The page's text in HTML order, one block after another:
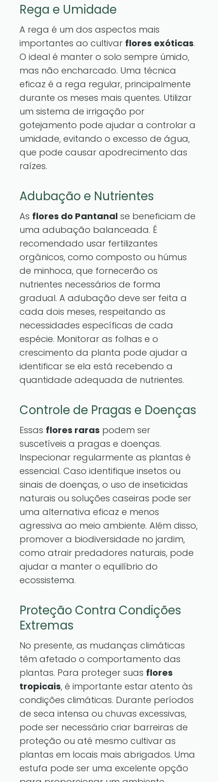
Rega e Umidade
A rega é um dos aspectos mais
importantes ao cultivar flores exóticas.
O ideal é manter o solo sempre úmido,
mas não encharcado. Uma técnica
eficaz é a rega regular, principalmente
durante os meses mais quentes. Utilizar
um sistema de irrigação por
gotejamento pode ajudar a controlar a
umidade, evitando o excesso de água,
que pode causar apodrecimento das
raízes.
Adubação e Nutrientes
As flores do Pantanal se beneficiam de
uma adubação balanceada. É
recomendado usar fertilizantes
orgânicos, como composto ou húmus
de minhoca, que fornecerão os
nutrientes necessários de forma
gradual. A adubação deve ser feita a
cada dois meses, respeitando as
necessidades específicas de cada
espécie. Monitorar as folhas e o
crescimento da planta pode ajudar a
identificar se ela está recebendo a
quantidade adequada de nutrientes.
Controle de Pragas e Doenças
Essas flores raras podem ser
suscetíveis a pragas e doenças.
Inspecionar regularmente as plantas é
essencial. Caso identifique insetos ou
sinais de doenças, o uso de inseticidas
naturais ou soluções caseiras pode ser
uma alternativa eficaz e menos
agressiva ao meio ambiente. Além disso,
promover a biodiversidade no jardim,
como atrair predadores naturais, pode
ajudar a manter o equilíbrio do
ecossistema.
Proteção Contra Condições
Extremas
No presente, as mudanças climáticas
têm afetado o comportamento das
plantas. Para proteger suas flores
tropicais, é importante estar atento às
condições climáticas. Durante períodos
de seca intensa ou chuvas excessivas,
pode ser necessário criar barreiras de
proteção ou até mesmo cultivar as
plantas em locais mais abrigados. Uma
estufa pode ser uma excelente opção